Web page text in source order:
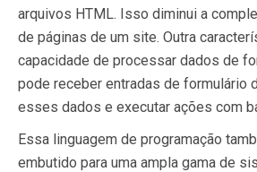
arquivos HTML. Isso diminui a
de páginas de um site. Outra
capacidade de processar dados de
pode receber entradas de formulário
esses dados e executar ações com
Essa linguagem de programação
embutido para uma ampla gama de